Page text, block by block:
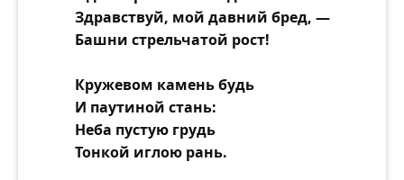
Здравствуй, мой давний бред, —
Башни стрельчатой рост!
Кружевом камень будь
И паутиной стань:
Неба пустую грудь
Тонкой иглою рань.